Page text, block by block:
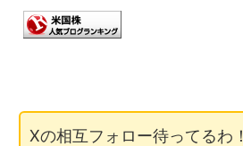
Xの相互フォロー待ってるわ！